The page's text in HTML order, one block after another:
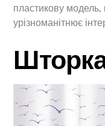
пластикову
урізноманітнює